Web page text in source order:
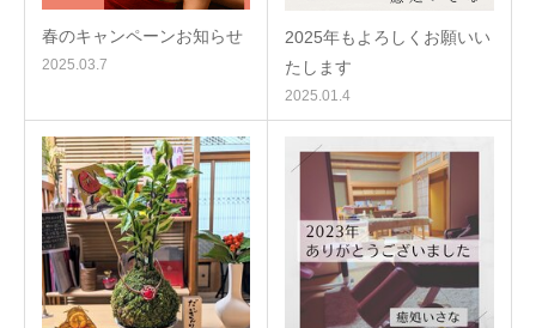
春のキャンペーンお知らせ
2025.03.7
2025年もよろしくお願いい
たします
2025.01.4